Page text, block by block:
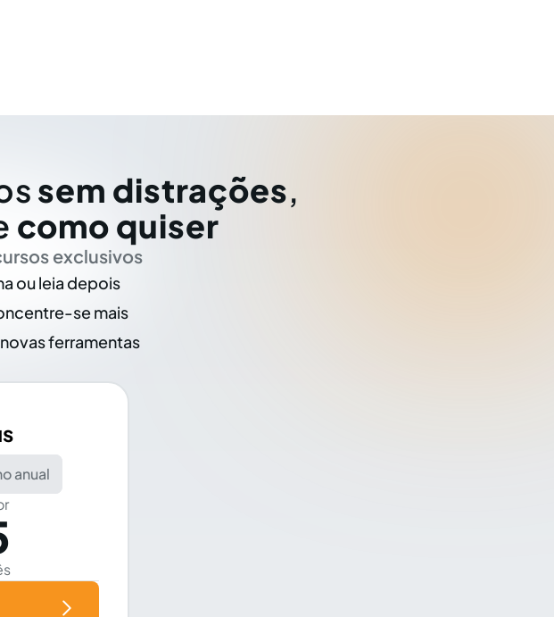
sem distrações,
como quiser
exclusivos
ou leia depois
se mais
ferramentas
anual